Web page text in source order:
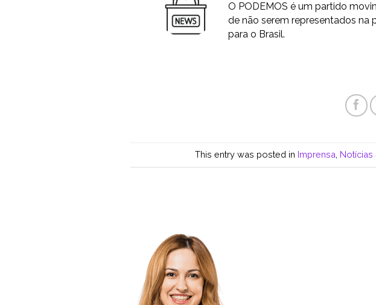
O PODEMOS é um partido
de não serem representados
para o Brasil.
This entry was posted in Imprensa Notícias